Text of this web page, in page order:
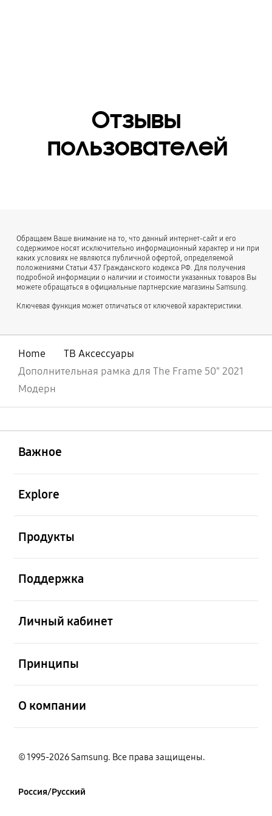
Отзывы
пользователей
Обращаем Ваше внимание на то, что данный интернет-сайт и его
содержимое носят исключительно информационный характер и ни при
каких условиях не являются публичной офертой, определяемой
положениями Статьи 437 Гражданского кодекса РФ. Для получения
подробной информации о наличии и стоимости указанных товаров Вы
можете обращаться в официальные партнерские магазины Samsung.
Ключевая функция может отличаться от ключевой характеристики.
Home
ТВ Аксессуары
Дополнительная рамка для The Frame 50" 2021
Модерн
Важное
Explore
Продукты
Поддержка
Личный кабинет
Принципы
О компании
© 1995-2026 Samsung. Все права защищены.
Россия/Русский